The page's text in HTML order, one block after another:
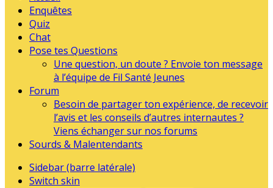
Enquêtes
Quiz
Chat
Pose tes Questions
Une question, un doute ? Envoie ton message
à l’équipe de Fil Santé Jeunes
Forum
Besoin de partager ton expérience, de recevoir
l’avis et les conseils d’autres internautes ?
Viens échanger sur nos forums
Sourds & Malentendants
Sidebar (barre latérale)
Switch skin